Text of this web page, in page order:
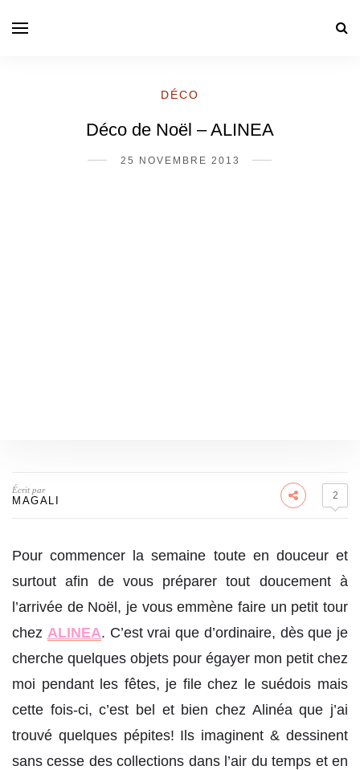
DÉCO
Déco de Noël – ALINEA
25 NOVEMBRE 2013
Écrit par
MAGALI 2
Pour commencer la semaine toute en douceur et
surtout afin de vous préparer tout doucement à
l’arrivée de Noël, je vous emmène faire un petit tour
chez ALINEA. C’est vrai que d’ordinaire, dès que je
cherche quelques objets pour égayer mon petit chez
moi pendant les fêtes, je file chez le suédois mais
cette fois-ci, c’est bel et bien chez Alinéa que j’ai
trouvé quelques pépites! Ils imaginent & dessinent
sans cesse des collections dans l’air du temps et en